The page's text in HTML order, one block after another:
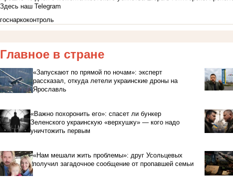
Здесь наш Telegram
госнаркоконтроль
Главное в стране
«Запускают по прямой по ночам»: эксперт
рассказал, откуда летели украинские дроны на
Ярославль
«Важно похоронить его»: спасет ли бункер
Зеленского украинскую «верхушку» — кого надо
уничтожить первым
«Нам мешали жить проблемы»: друг Усольцевых
получил загадочное сообщение от пропавшей семьи